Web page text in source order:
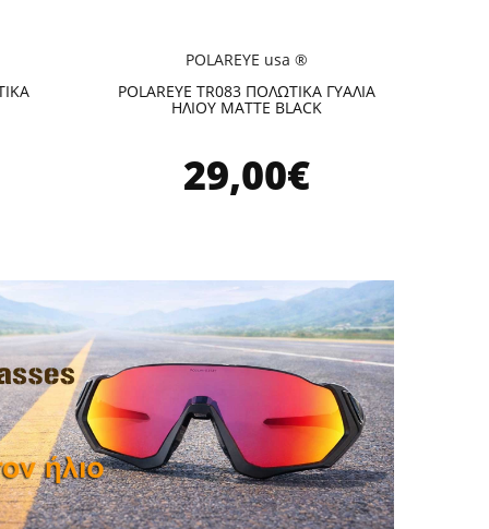
POLAREYE usa ®
POLAREYE TR083 ΠΟΛΩΤΙΚΑ ΓΥΑΛΙΑ
ΗΛΙΟΥ MATTE BLACK
29,00€